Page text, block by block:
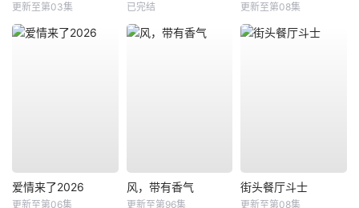
更新至第03集 已完结 更新至第08集
爱情来了2026
更新至第06集
风，带有香气
更新至第96集
街头餐厅斗士
更新至第08集